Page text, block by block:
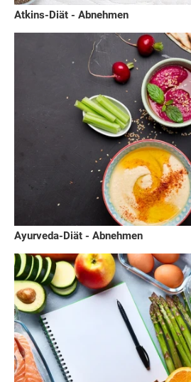
Atkins-Diät - Abnehmen
Ayurveda-Diät - Abnehmen